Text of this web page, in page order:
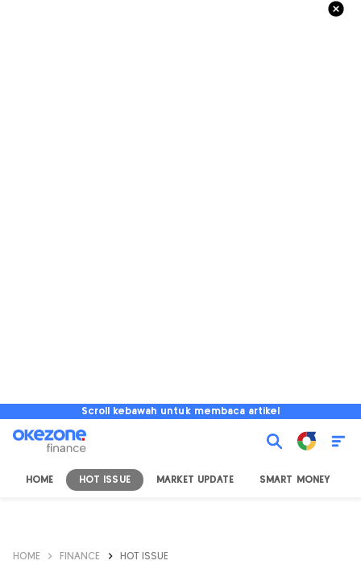
Scroll kebawah untuk membaca artikel
HOME HOT ISSUE MARKET UPDATE SMART MONEY
HOME FINANCE HOT ISSUE